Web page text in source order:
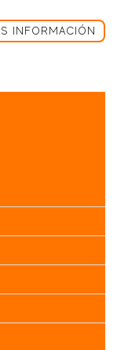
INFORMACIÓN